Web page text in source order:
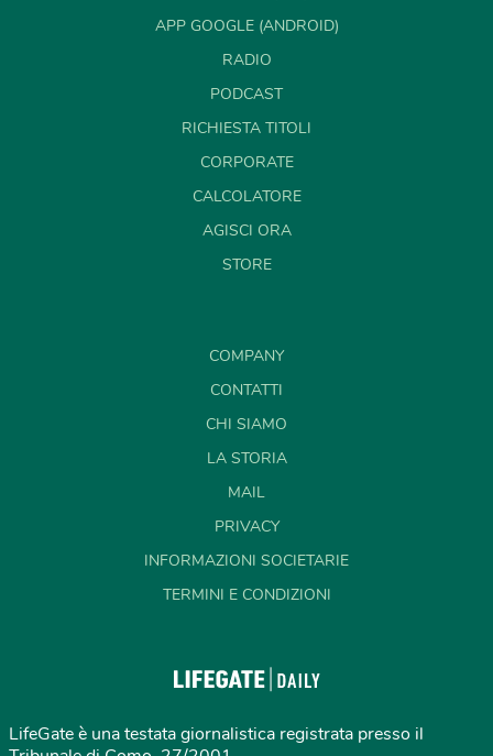
APP GOOGLE (ANDROID)
RADIO
PODCAST
RICHIESTA TITOLI
CORPORATE
CALCOLATORE
AGISCI ORA
STORE
COMPANY
CONTATTI
CHI SIAMO
LA STORIA
MAIL
PRIVACY
INFORMAZIONI SOCIETARIE
TERMINI E CONDIZIONI
LifeGate è una testata giornalistica registrata presso il